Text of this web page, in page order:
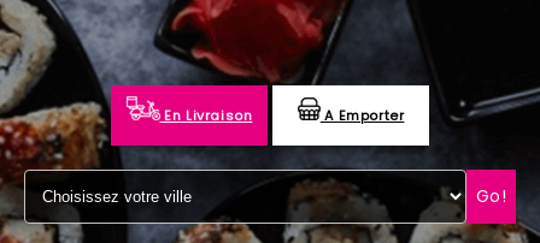
NOTRE RESTAURANT
VOS AVIS
MENTIONS LÉGALES
C.G.V
En Livraison A Emporter
Go!